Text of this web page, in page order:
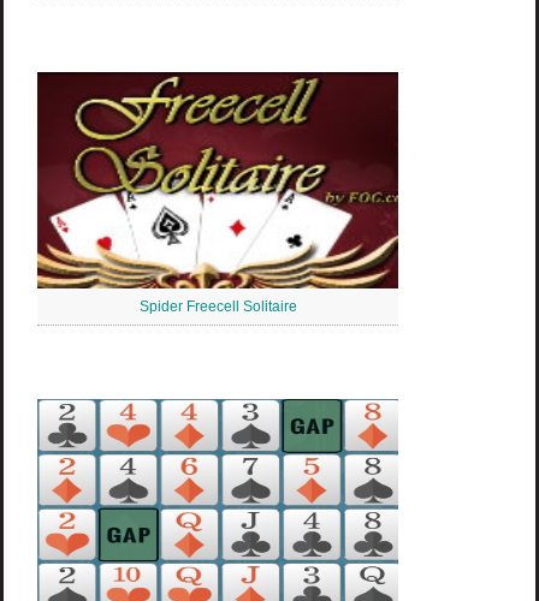
Spider Freecell Solitaire